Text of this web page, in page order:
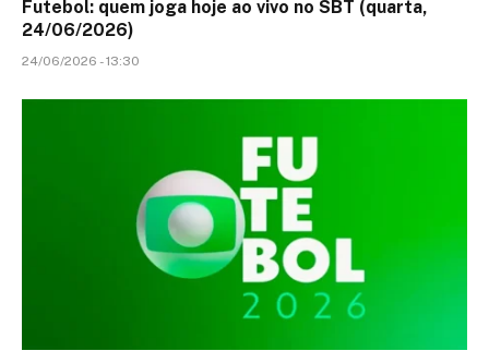
Futebol: quem joga hoje ao vivo no SBT (quarta,
24/06/2026)
24/06/2026 - 13:30